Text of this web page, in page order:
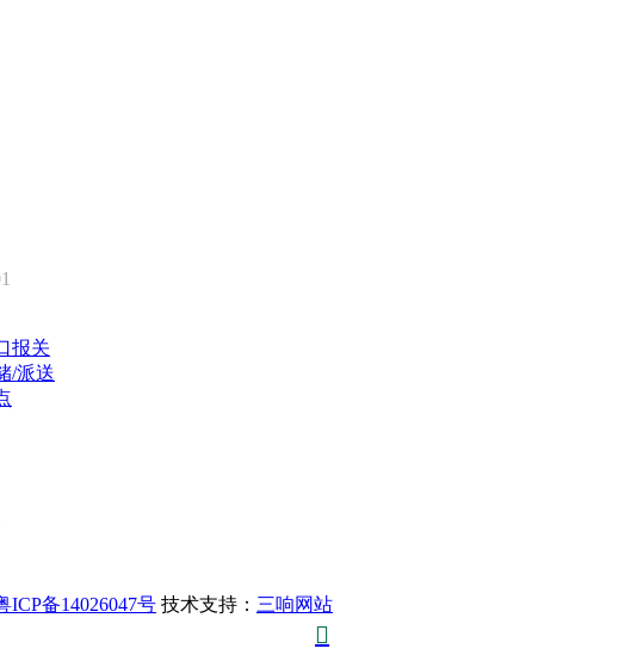
报关
/派送
ICP备14026047号 技术支持： 三响网站
